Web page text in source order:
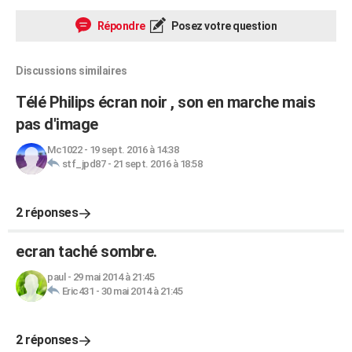
Répondre Posez votre question
Discussions similaires
Télé Philips écran noir , son en marche mais
pas d'image
Mc1022- 19 sept. 2016 à 14:38
stf_jpd87- 21 sept. 2016 à 18:58
2 réponses
ecran taché sombre.
paul - 29 mai 2014 à 21:45
Eric431 - 30 mai 2014 à 21:45
2 réponses